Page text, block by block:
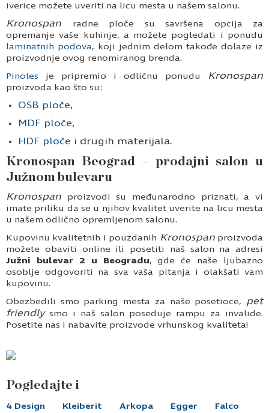
iverice možete uveriti na licu mesta u našem salonu.
Kronospan radne ploče su savršena opcija za
opremanje vaše kuhinje, a možete pogledati i ponudu
laminatnih podova, koji jednim delom takođe dolaze iz
proizvodnje ovog renomiranog brenda.
Pinoles je pripremio i odličnu ponudu Kronospan
proizvoda kao što su:
OSB ploče,
MDF ploče,
HDF ploče i drugih materijala.
Kronospan Beograd – prodajni salon u
Južnom bulevaru
Kronospan proizvodi su međunarodno priznati, a vi
imate priliku da se u njihov kvalitet uverite na licu mesta
u našem odlično opremljenom salonu.
Kupovinu kvalitetnih i pouzdanih Kronospanproizvoda
možete obaviti online ili posetiti naš salon na adresi
Južni bulevar 2 u Beogradu, gde će naše ljubazno
osoblje odgovoriti na sva vaša pitanja i olakšati vam
kupovinu.
Obezbedili smo parking mesta za naše posetioce, pet
friendlysmo i naš salon poseduje rampu za invalide.
Posetite nas i nabavite proizvode vrhunskog kvaliteta!
Pogledajte i
4 Design Kleiberit Arkopa Egger Falco